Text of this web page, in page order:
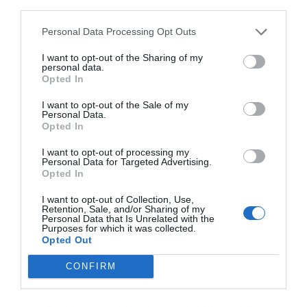
Personal Data Processing Opt Outs
I want to opt-out of the Sharing of my
personal data.
Opted In
I want to opt-out of the Sale of my
Personal Data.
Opted In
I want to opt-out of processing my
Personal Data for Targeted Advertising.
Opted In
I want to opt-out of Collection, Use,
Retention, Sale, and/or Sharing of my
Personal Data that Is Unrelated with the
Purposes for which it was collected.
Opted Out
CONFIRM